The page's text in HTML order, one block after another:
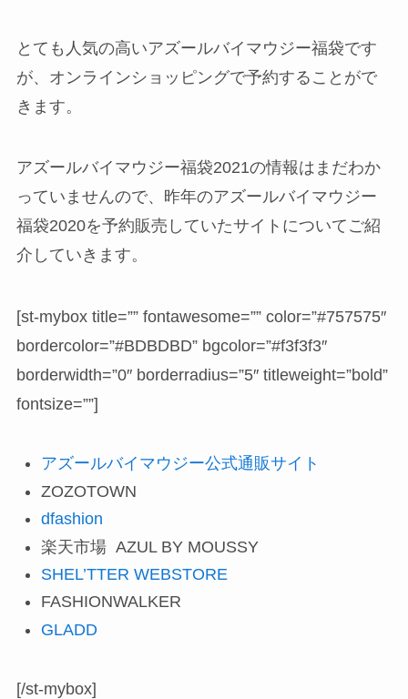
とても人気の高いアズールバイマウジー福袋です
が、オンラインショッピングで予約することがで
きます。
アズールバイマウジー福袋2021の情報はまだわか
っていませんので、昨年のアズールバイマウジー
福袋2020を予約販売していたサイトについてご紹
介していきます。
[st-mybox title=”” fontawesome=”” color=”#757575″
bordercolor=”#BDBDBD” bgcolor=”#f3f3f3″
borderwidth=”0″ borderradius=”5″ titleweight=”bold”
fontsize=””]
アズールバイマウジー公式通販サイト
ZOZOTOWN
dfashion
楽天市場 AZUL BY MOUSSY
SHEL’TTER WEBSTORE
FASHIONWALKER
GLADD
[/st-mybox]